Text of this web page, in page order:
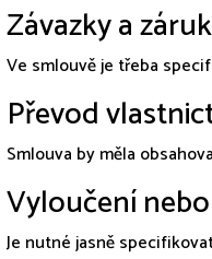
Závazky a
Ve smlouvě je třeba
Převod
Smlouva by měla
Vyloučení
Je nutné jasně